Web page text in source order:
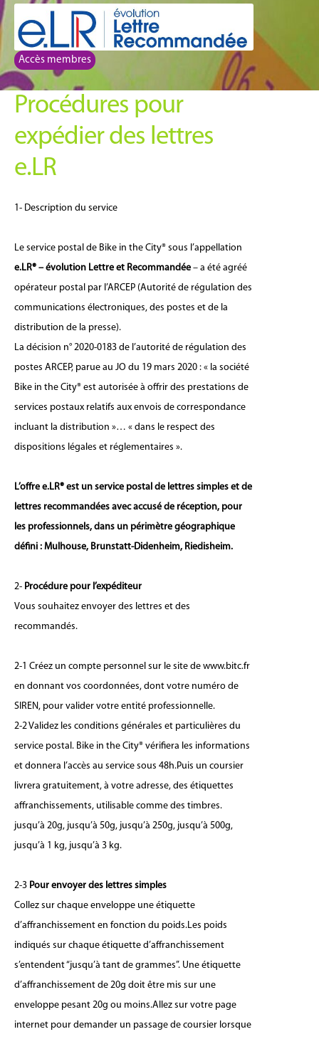
à
la
navigation
au
contenu
Accès membres
Procédures pour
expédier des lettres
e.LR
1- Description du service
Le service postal de Bike in the City® sous l’appellation
e.LR® – évolution Lettre et Recommandée– a été agréé
opérateur postal par l’ARCEP (Autorité de régulation des
communications électroniques, des postes et de la
distribution de la presse).
La décision n° 2020-0183 de l’autorité de régulation des
postes ARCEP, parue au JO du 19 mars 2020 : « la société
Bike in the City® est autorisée à offrir des prestations de
services postaux relatifs aux envois de correspondance
incluant la distribution »… « dans le respect des
dispositions légales et réglementaires ».
L’offre e.LR® est un service postal de lettres simples et de
lettres recommandées avec accusé de réception, pour
les professionnels, dans un périmètre géographique
défini : Mulhouse, Brunstatt-Didenheim, Riedisheim.
2- Procédure pour l’expéditeur
Vous souhaitez envoyer des lettres et des
recommandés.
2-1 Créez un compte personnel sur le site de www.bitc.fr
en donnant vos coordonnées, dont votre numéro de
SIREN, pour valider votre entité professionnelle.
2-2 Validez les conditions générales et particulières du
service postal. Bike in the City® vérifiera les informations
et donnera l’accès au service sous 48h.Puis un coursier
livrera gratuitement, à votre adresse, des étiquettes
affranchissements, utilisable comme des timbres.
jusqu’à 20g, jusqu’à 50g, jusqu’à 250g, jusqu’à 500g,
jusqu’à 1 kg, jusqu’à 3 kg.
2-3 Pour envoyer des lettres simples
Collez sur chaque enveloppe une étiquette
d’affranchissement en fonction du poids.Les poids
indiqués sur chaque étiquette d’affranchissement
s’entendent “jusqu’à tant de grammes”. Une étiquette
d’affranchissement de 20g doit être mis sur une
enveloppe pesant 20g ou moins.Allez sur votre page
internet pour demander un passage de coursier lorsque